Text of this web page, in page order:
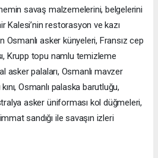
savaş malzemelerini, belgelerini
Kalesi’nin restorasyon ve kazı
Osmanlı asker künyeleri, Fransız cep
Krupp topu namlu temizleme
asker palaları, Osmanlı mavzer
Osmanlı palaska barutluğu,
asker üniforması kol düğmeleri,
sandığı ile savaşın izleri